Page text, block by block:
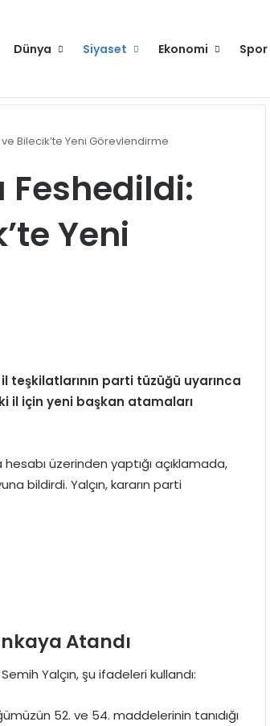
Dünya Siyaset Ekonomi Spor
Bilecik’te Yeni Görevlendirme
Feshedildi:
Yeni
teşkilatlarının parti tüzüğü uyarınca
il için yeni başkan atamaları
hesabı üzerinden yaptığı açıklamada,
bildirdi. Yalçın, kararın parti
Atandı
Yalçın, şu ifadeleri kullandı:
52. ve 54. maddelerinin tanıdığı